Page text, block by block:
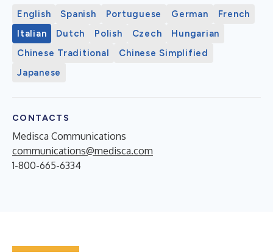
English Spanish Portuguese German
French
Italian
Dutch Polish Czech
Hungarian
Chinese Traditional
Chinese Simplified
Japanese
CONTACTS
Medisca Communications
communications@medisca.com
1-800-665-6334